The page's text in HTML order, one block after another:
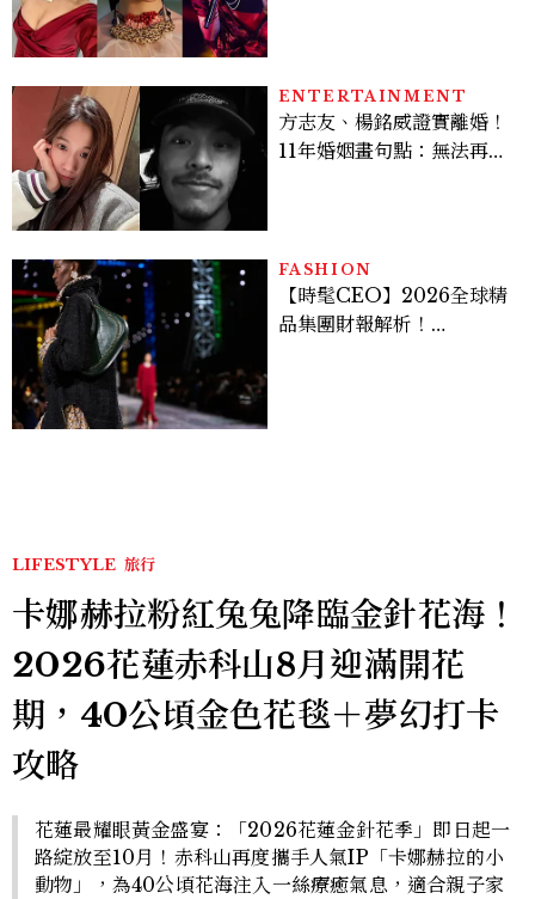
ENTERTAINMENT
方志友、楊銘威證實離婚！
11年婚姻畫句點：無法再做
FASHION
【時髦CEO】2026全球精
品集團財報解析！
LIFESTYLE 旅行
卡娜赫拉粉紅兔兔降臨金針花海！
2026花蓮赤科山8月迎滿開花
期，40公頃金色花毯＋夢幻打卡
攻略
花蓮最耀眼黃金盛宴：「2026花蓮金針花季」即日起一
路綻放至10月！赤科山再度攜手人氣IP「卡娜赫拉的小
動物」，為40公頃花海注入一絲療癒氣息，適合親子家